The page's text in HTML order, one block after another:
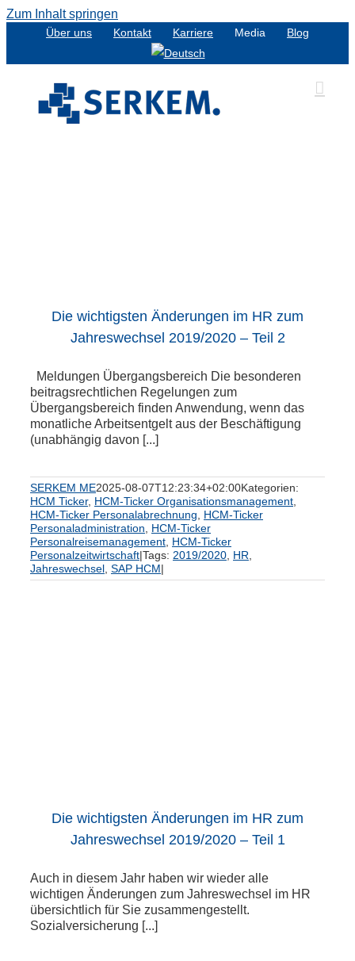
Zum Inhalt springen
Über uns Kontakt Karriere Media Blog
Die wichtigsten Änderungen im HR zum
Jahreswechsel 2019/2020 – Teil 2
Meldungen Übergangsbereich Die besonderen
beitragsrechtlichen Regelungen zum
Übergangsbereich finden Anwendung, wenn das
monatliche Arbeitsentgelt aus der Beschäftigung
(unabhängig davon [...]
SERKEM ME2025-08-07T12:23:34+02:00Kategorien:
HCM Ticker, HCM-Ticker Organisationsmanagement
HCM-Ticker Personalabrechnung
HCM-Ticker
Personaladministration
HCM-Ticker
Personalreisemanagement HCM-Ticker
Personalzeitwirtschaft|Tags: 2019/2020 HR
Jahreswechsel SAP HCM|
Die wichtigsten Änderungen im HR zum
Jahreswechsel 2019/2020 – Teil 1
Auch in diesem Jahr haben wir wieder alle
wichtigen Änderungen zum Jahreswechsel im HR
übersichtlich für Sie zusammengestellt.
Sozialversicherung [...]